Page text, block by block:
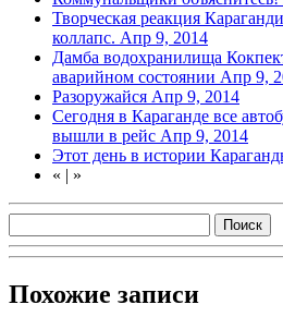
Творческая реакция
коллапс. Апр 9, 2014
Дамба водохранилища
аварийном состоянии Апр 9,
Разоружайся Апр 9, 2014
Сегодня в Караганде все
вышли в рейс Апр 9, 2014
Этот день в истории
« | »
Похожие записи